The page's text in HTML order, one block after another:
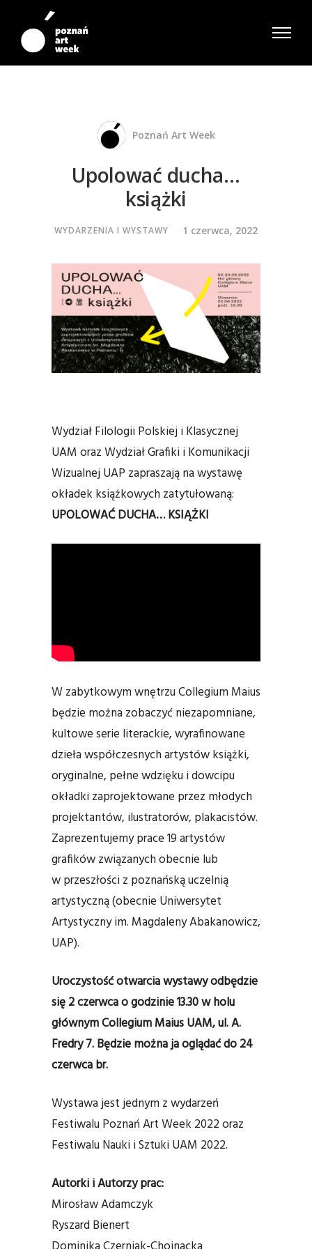
Poznań Art Week
Upolować ducha…
książki
WYDARZENIA I WYSTAWY 1 czerwca, 2022
Wydział Filologii Polskiej i Klasycznej
UAM oraz Wydział Grafiki i Komunikacji
Wizualnej UAP zapraszają na wystawę
okładek książkowych zatytułowaną:
UPOLOWAĆ DUCHA… KSIĄŻKI
W zabytkowym wnętrzu Collegium Maius
będzie można zobaczyć niezapomniane,
kultowe serie literackie, wyrafinowane
dzieła współczesnych artystów książki,
oryginalne, pełne wdzięku i dowcipu
okładki zaprojektowane przez młodych
projektantów, ilustratorów, plakacistów.
Zaprezentujemy prace 19 artystów
grafików związanych obecnie lub
w przeszłości z poznańską uczelnią
artystyczną (obecnie Uniwersytet
Artystyczny im. Magdaleny Abakanowicz,
UAP).
Uroczystość otwarcia wystawy odbędzie
się 2 czerwca o godzinie 13.30 w holu
głównym Collegium Maius UAM, ul. A.
Fredry 7.Będzie można ja oglądać do 24
czerwca br.
Wystawa jest jednym z wydarzeń
Festiwalu Poznań Art Week 2022 oraz
Festiwalu Nauki i Sztuki UAM 2022.
Autorki i Autorzy prac:
Mirosław Adamczyk
Ryszard Bienert